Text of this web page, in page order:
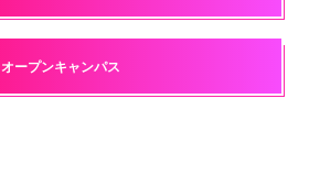
オープンキャンパス